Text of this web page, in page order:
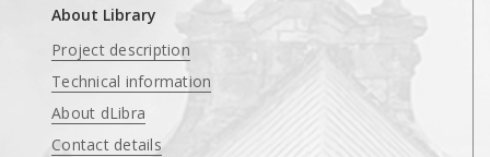
About Library
Project description
Technical information
About dLibra
Contact details